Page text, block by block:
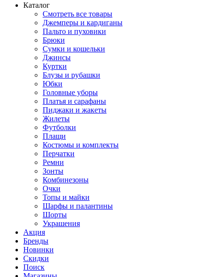
Каталог
Смотреть все товары
Джемперы и кардиганы
Пальто и пуховики
Брюки
Сумки и кошельки
Джинсы
Куртки
Блузы и рубашки
Юбки
Головные уборы
Платья и сарафаны
Пиджаки и жакеты
Жилеты
Футболки
Плащи
Костюмы и комплекты
Перчатки
Ремни
Зонты
Комбинезоны
Очки
Топы и майки
Шарфы и палантины
Шорты
Украшения
Акция
Бренды
Новинки
Скидки
Поиск